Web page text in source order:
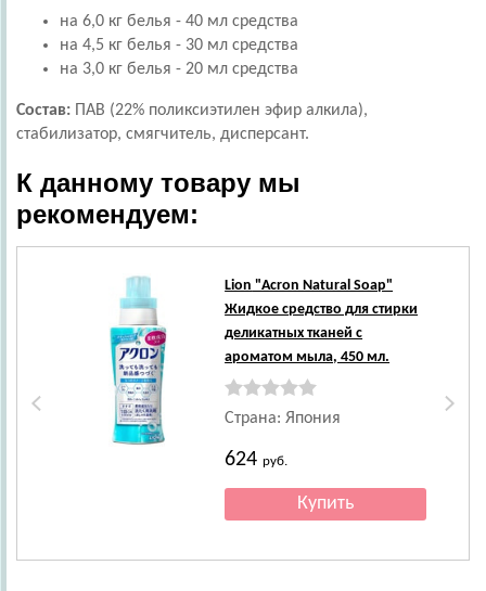
на 6,0 кг белья - 40 мл средства
на 4,5 кг белья - 30 мл средства
на 3,0 кг белья - 20 мл средства
Состав: ПАВ (22% поликсиэтилен эфир алкила),
стабилизатор, смягчитель, дисперсант.
К данному товару мы
рекомендуем:
Lion "Acron Natural Soap"
Жидкое средство для стирки
деликатных тканей с
ароматом мыла, 450 мл.
Страна: Япония
624руб.